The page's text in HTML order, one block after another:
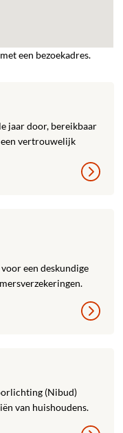
een bezoekadres.
jaar door, bereikbaar
een vertrouwelijk
een deskundige
(Nibud)
van huishoudens.